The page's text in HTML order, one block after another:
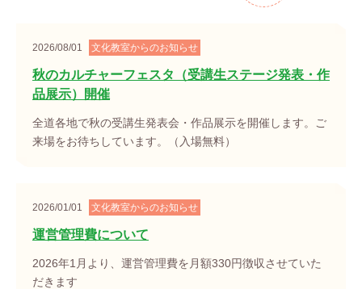
2026/08/01 文化教室からのお知らせ
秋のカルチャーフェスタ（受講生ステージ発表・作
品展示）開催
全道各地で秋の受講生発表会・作品展示を開催します。ご
来場をお待ちしています。（入場無料）
2026/01/01 文化教室からのお知らせ
運営管理費について
2026年1月より、運営管理費を月額330円徴収させていた
だきます